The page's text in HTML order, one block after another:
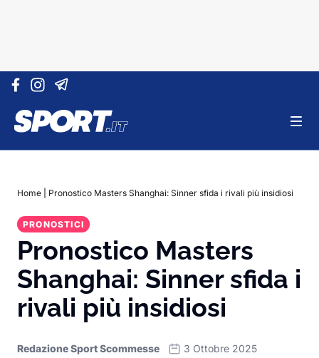
Vai al contenuto
Home Pronostico Masters Shanghai: Sinner sfida i rivali più insidiosi
PRONOSTICI
Pronostico Masters
Shanghai: Sinner sfida i
rivali più insidiosi
Redazione Sport Scommesse 3 Ottobre 2025